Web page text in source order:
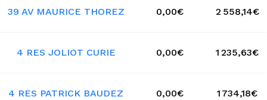
39 AV MAURICE THOREZ 0,00€ 2 558,14€
4 RES JOLIOT CURIE 0,00€ 1 235,63€
4 RES PATRICK BAUDEZ 0,00€ 1 734,18€